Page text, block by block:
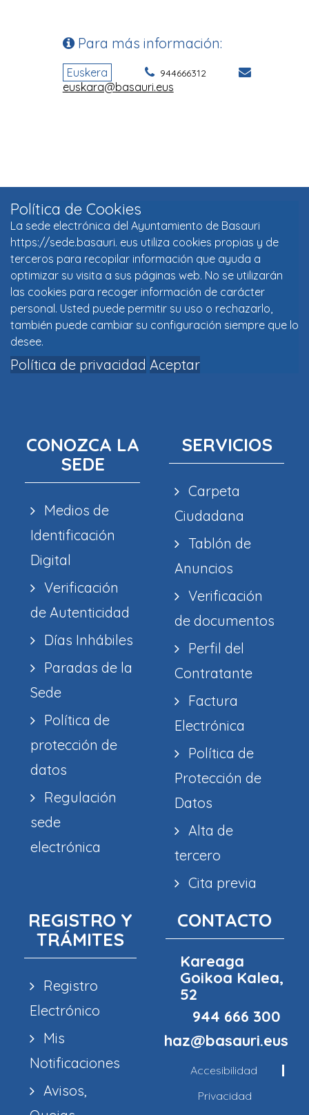
Política de Cookies
La sede electrónica del Ayuntamiento de Basauri
https://sede.basauri. eus utiliza cookies propias y de
terceros para recopilar información que ayuda a
optimizar su visita a sus páginas web. No se utilizarán
las cookies para recoger información de carácter
personal. Usted puede permitir su uso o rechazarlo,
también puede cambiar su configuración siempre que lo
desee.
Política de privacidad Aceptar
CONOZCA LA
SEDE
Medios de
Identificación
Digital
Verificación
de Autenticidad
Días Inhábiles
Paradas de la
Sede
Política de
protección de
datos
Regulación
sede
electrónica
SERVICIOS
Carpeta
Ciudadana
Tablón de
Anuncios
Verificación
de documentos
Perfil del
Contratante
Factura
Electrónica
Política de
Protección de
Datos
Alta de
tercero
Cita previa
REGISTRO Y
TRÁMITES
Registro
Electrónico
Mis
Notificaciones
Avisos,
CONTACTO
Kareaga
Goikoa Kalea,
52
944 666 300
haz@basauri.eus
Accesibilidad
Privacidad